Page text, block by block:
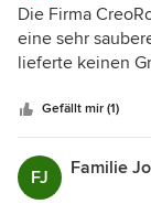
Die Firma
eine sehr
lieferte keinen
Gefällt mir (1)
FJ Familie